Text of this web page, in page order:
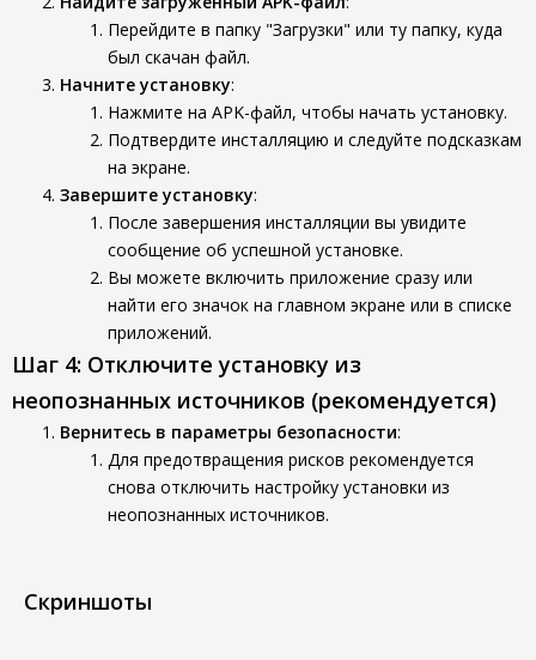
Перейдите в папку "Загрузки" или ту папку, куда
был скачан файл.
Начните установку:
Нажмите на APK-файл, чтобы начать установку.
Подтвердите инсталляцию и следуйте подсказкам
на экране.
Завершите установку:
После завершения инсталляции вы увидите
сообщение об успешной установке.
Вы можете включить приложение сразу или
найти его значок на главном экране или в списке
приложений.
Шаг 4: Отключите установку из
неопознанных источников (рекомендуется)
Вернитесь в параметры безопасности:
Для предотвращения рисков рекомендуется
снова отключить настройку установки из
неопознанных источников.
Скриншоты